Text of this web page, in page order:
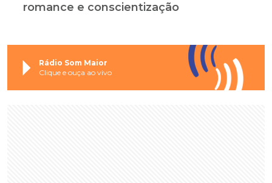
romance e conscientização
Rádio Som Maior
Clique e ouça ao vivo